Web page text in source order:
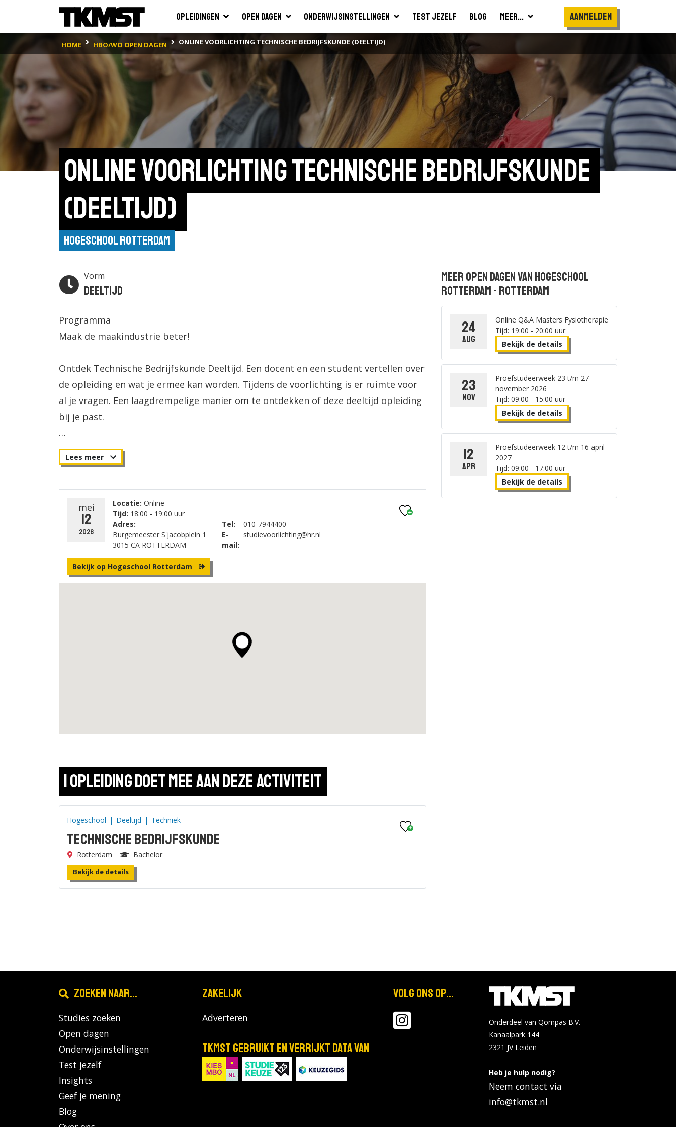
Opleidingen Open dagen Onderwijsinstellingen Test jezelf Blog Meer... Aanmelden
HOME HBO/WO OPEN DAGEN ONLINE VOORLICHTING TECHNISCHE BEDRIJFSKUNDE (DEELTIJD)
Online voorlichting Technische Bedrijfskunde
(deeltijd)
Hogeschool Rotterdam
Vorm
Deeltijd
Programma
Maak de maakindustrie beter!
Ontdek Technische Bedrijfskunde Deeltijd. Een docent en een student vertellen over
de opleiding en wat je ermee kan worden. Tijdens de voorlichting is er ruimte voor
al je vragen. Een laagdrempelige manier om te ontdekken of deze deeltijd opleiding
bij je past.
Datum
Dinsdag 12 mei van 18.00 - 19.00 uur.
mei
12
2026
Locatie: Online
Tijd: 18:00 - 19:00 uur
Adres:
Burgemeester S'jacobplein 1
3015 CA ROTTERDAM
Tel:
E-
mail:
010-7944400
studievoorlichting@hr.nl
Bekijk op Hogeschool Rotterdam
1 opleiding doet mee aan deze activiteit
Hogeschool | Deeltijd | Techniek
Technische Bedrijfskunde
Rotterdam Bachelor
Bekijk de details
Meer open dagen van Hogeschool
Rotterdam - Rotterdam
24
aug
Online Q&A Masters Fysiotherapie
Tijd: 19:00 - 20:00 uur
Bekijk de details
23
nov
Proefstudeerweek 23 t/m 27
november 2026
Tijd: 09:00 - 15:00 uur
Bekijk de details
12
apr
Proefstudeerweek 12 t/m 16 april
2027
Tijd: 09:00 - 17:00 uur
Bekijk de details
Zoeken naar...
Studies zoeken
Open dagen
Onderwijsinstellingen
Test jezelf
Insights
Geef je mening
Blog
Zakelijk
Adverteren
TKMST gebruikt en verrijkt data van
Volg ons op...
Onderdeel van Qompas B.V.
Kanaalpark 144
2321 JV Leiden
Heb je hulp nodig?
Neem contact via
info@tkmst.nl